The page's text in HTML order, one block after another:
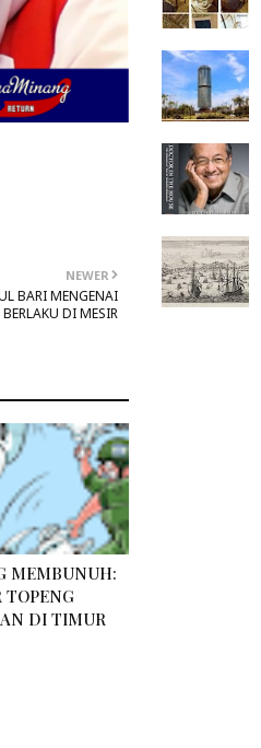
NEWER
BARI MENGENAI
DI MESIR
MEMBUNUH:
TOPENG
DI TIMUR